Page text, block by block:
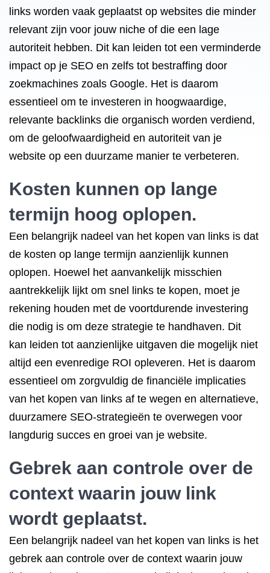
links worden vaak geplaatst op websites die minder
relevant zijn voor jouw niche of die een lage
autoriteit hebben. Dit kan leiden tot een verminderde
impact op je SEO en zelfs tot bestraffing door
zoekmachines zoals Google. Het is daarom
essentieel om te investeren in hoogwaardige,
relevante backlinks die organisch worden verdiend,
om de geloofwaardigheid en autoriteit van je
website op een duurzame manier te verbeteren.
Kosten kunnen op lange
termijn hoog oplopen.
Een belangrijk nadeel van het kopen van links is dat
de kosten op lange termijn aanzienlijk kunnen
oplopen. Hoewel het aanvankelijk misschien
aantrekkelijk lijkt om snel links te kopen, moet je
rekening houden met de voortdurende investering
die nodig is om deze strategie te handhaven. Dit
kan leiden tot aanzienlijke uitgaven die mogelijk niet
altijd een evenredige ROI opleveren. Het is daarom
essentieel om zorgvuldig de financiële implicaties
van het kopen van links af te wegen en alternatieve,
duurzamere SEO-strategieën te overwegen voor
langdurig succes en groei van je website.
Gebrek aan controle over de
context waarin jouw link
wordt geplaatst.
Een belangrijk nadeel van het kopen van links is het
gebrek aan controle over de context waarin jouw